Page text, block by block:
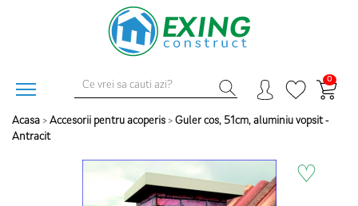
0
Acasa > Accesorii pentru acoperis > Guler cos, 51cm, aluminiu vopsit -
Antracit
♡